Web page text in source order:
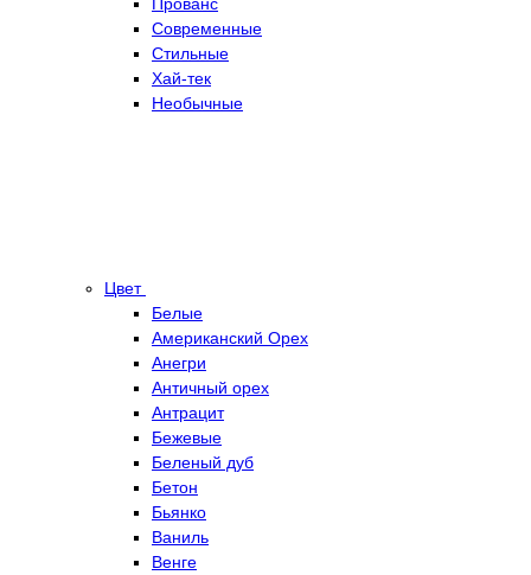
Современные
Стильные
Хай-тек
Необычные
Цвет
Белые
Американский Орех
Анегри
Античный орех
Антрацит
Бежевые
Беленый дуб
Бетон
Бьянко
Ваниль
Венге